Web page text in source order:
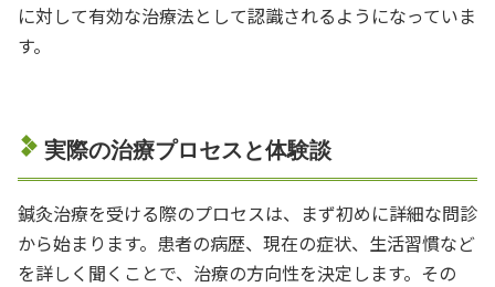
に対して有効な治療法として認識されるようになっていま
す。
実際の治療プロセスと体験談
鍼灸治療を受ける際のプロセスは、まず初めに詳細な問診
から始まります。患者の病歴、現在の症状、生活習慣など
を詳しく聞くことで、治療の方向性を決定します。その